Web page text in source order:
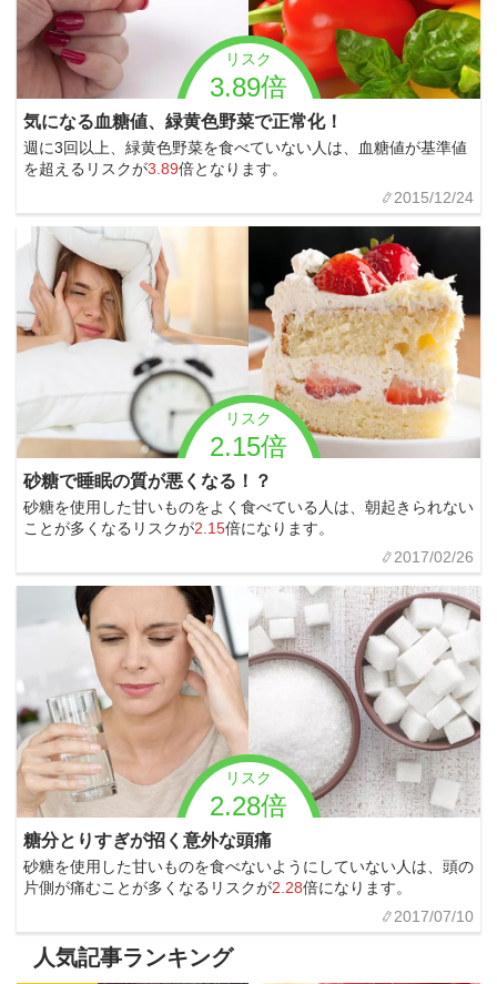
リスク
3.89倍
気になる血糖値、緑黄色野菜で正常化！
週に3回以上、緑黄色野菜を食べていない人は、血糖値が基準値
を超えるリスクが3.89倍となります。
2015/12/24
リスク
2.15倍
砂糖で睡眠の質が悪くなる！？
砂糖を使用した甘いものをよく食べている人は、朝起きられない
ことが多くなるリスクが2.15倍になります。
2017/02/26
リスク
2.28倍
糖分とりすぎが招く意外な頭痛
砂糖を使用した甘いものを食べないようにしていない人は、頭の
片側が痛むことが多くなるリスクが2.28倍になります。
2017/07/10
人気記事ランキング